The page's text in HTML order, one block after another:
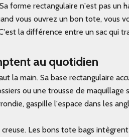
forme rectangulaire n'est pas un
vous ouvrez un bon tote, vous
la différence entre un sac qui
au quotidien
la main. Sa base rectangulaire
ou une trousse de maquillage
gaspille l'espace dans les
Les bons tote bags